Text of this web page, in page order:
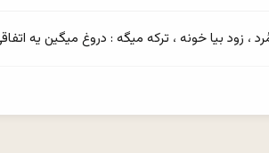
، زود بيا خونه ، ترکه ميگه : دروغ ميگين يه